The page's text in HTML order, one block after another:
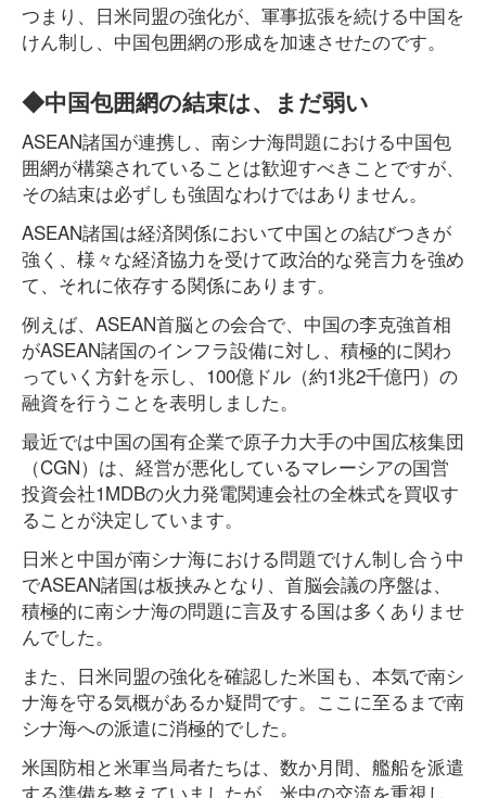
つまり、日米同盟の強化が、軍事拡張を続ける中国を
けん制し、中国包囲網の形成を加速させたのです。
◆中国包囲網の結束は、まだ弱い
ASEAN諸国が連携し、南シナ海問題における中国包
囲網が構築されていることは歓迎すべきことですが、
その結束は必ずしも強固なわけではありません。
ASEAN諸国は経済関係において中国との結びつきが
強く、様々な経済協力を受けて政治的な発言力を強め
て、それに依存する関係にあります。
例えば、ASEAN首脳との会合で、中国の李克強首相
がASEAN諸国のインフラ設備に対し、積極的に関わ
っていく方針を示し、100億ドル（約1兆2千億円）の
融資を行うことを表明しました。
最近では中国の国有企業で原子力大手の中国広核集団
（CGN）は、経営が悪化しているマレーシアの国営
投資会社1MDBの火力発電関連会社の全株式を買収す
ることが決定しています。
日米と中国が南シナ海における問題でけん制し合う中
でASEAN諸国は板挟みとなり、首脳会議の序盤は、
積極的に南シナ海の問題に言及する国は多くありませ
んでした。
また、日米同盟の強化を確認した米国も、本気で南シ
ナ海を守る気概があるか疑問です。ここに至るまで南
シナ海への派遣に消極的でした。
米国防相と米軍当局者たちは、数か月間、艦船を派遣
する準備を整えていましたが、米中の交流を重視し、